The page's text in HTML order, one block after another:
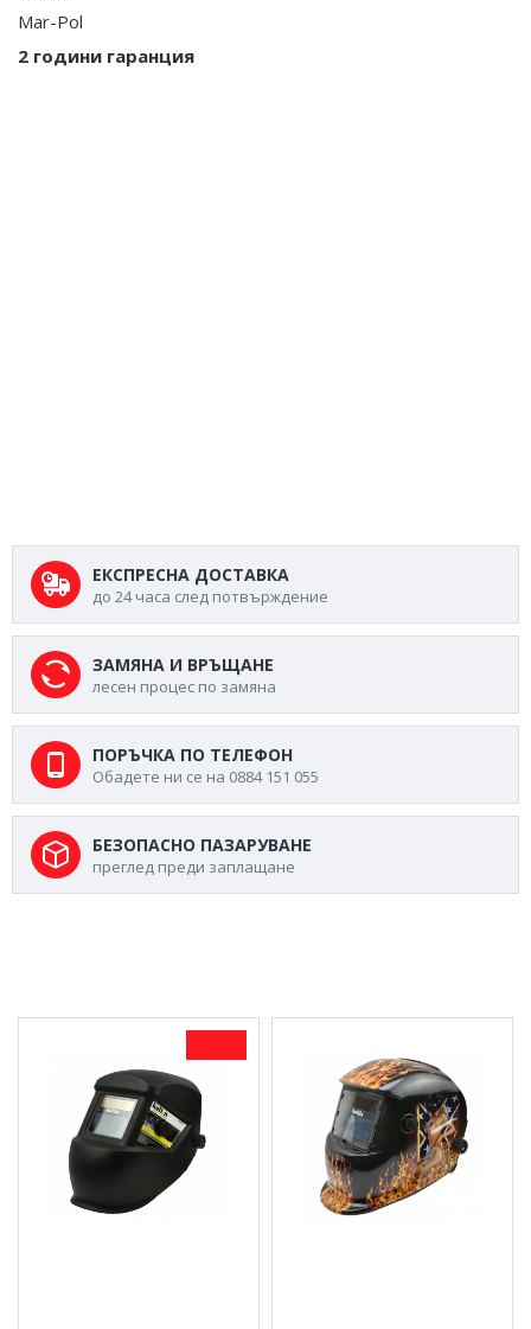
ЕКСПРЕСНА ДОСТАВКА
до 24 часа след потвърждение
ЗАМЯНА И ВРЪЩАНЕ
лесен процес по замяна
ПОРЪЧКА ПО ТЕЛЕФОН
Обадете ни се на 0884 151 055
БЕЗОПАСНО ПАЗАРУВАНЕ
преглед преди заплащане
Mar-Pol
2 години гаранция